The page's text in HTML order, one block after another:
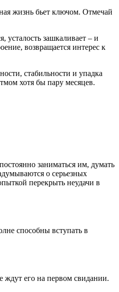
жизнь бьет ключом. Отмечай
усталость зашкаливает – и
возвращается интерес к
стабильности и упадка
хотя бы пару месяцев.
заниматься им, думать
о серьезных
перекрыть неудачи в
способны вступать в
его на первом свидании.